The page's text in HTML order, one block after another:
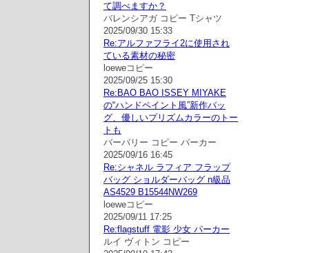
て調べますか？
バレンシアガ コピー Tシャツ
2025/09/30 15:33
Re:アルファフライ2に使用され
ている素材の秘密
loeweコピー
2025/09/25 15:30
Re:BAO BAO ISSEY MIYAKE
の“ハンドペイント風”新作バッ
グ、優しいプリズムカラーのトー
トも
バーバリー コピー パーカー
2025/09/16 16:45
Re:シャネル ラフィア フラップ
バッグ ショルダーバッグ n級品
AS4529 B15544NW269
loeweコピー
2025/09/11 17:25
Re:flagstuff 電影 少女 パーカー
ルイ ヴィトン コピー